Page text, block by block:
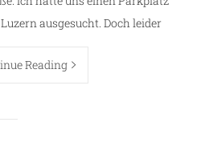
ausgesucht. Doch leider
Reading